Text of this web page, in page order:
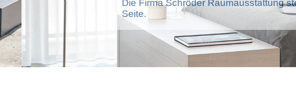
Die Firma Schröder Raumausstattung
Seite.